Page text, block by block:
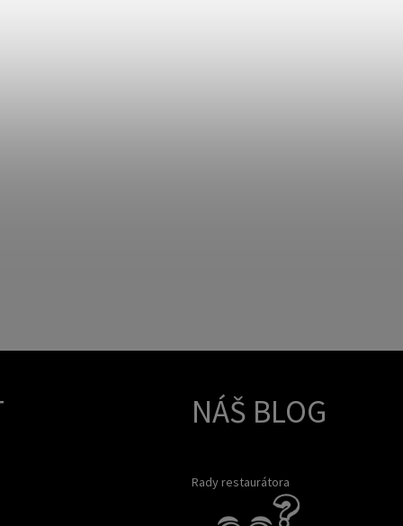
NÁŠ BLOG
Rady restaurátora